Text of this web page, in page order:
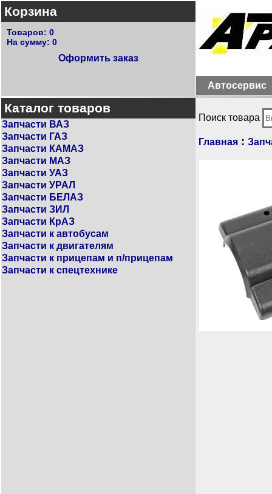
Корзина
Товаров: 0
На сумму: 0
Оформить заказ
Автосервис
Каталог товаров
Запчасти ВАЗ
Запчасти ГАЗ
Запчасти КАМАЗ
Запчасти МАЗ
Запчасти УАЗ
Запчасти УРАЛ
Запчасти БЕЛАЗ
Запчасти ЗИЛ
Запчасти КрАЗ
Запчасти к автобусам
Запчасти к двигателям
Запчасти к прицепам и п/прицепам
Запчасти к спецтехнике
Поиск товара
Главная :